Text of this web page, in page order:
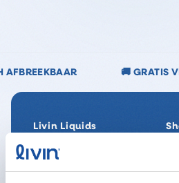
🚚 GRATIS VERZENDING
Livin Liquids
Ons verhaal
Onze Impact